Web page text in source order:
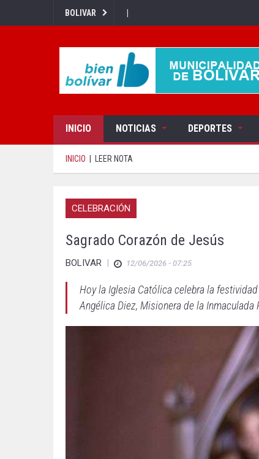
BOLIVAR |
INICIO NOTICIAS DEPORTES
INICIO LEER NOTA
CELEBRACIÓN
Sagrado Corazón de Jesús
BOLIVAR | 12/06/2026 - 07:25
Hoy la Iglesia Católica celebra la
Angélica Diez, Misionera de la Inmaculada